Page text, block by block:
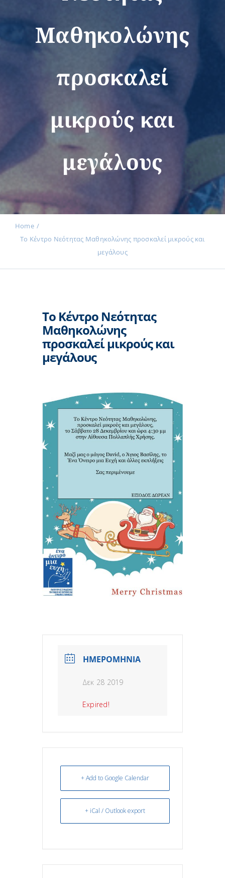
Εκδηλώσεις
Επικοινωνία
Εισφορές
Μαθηκολώνης
προσκαλεί
μικρούς και
μεγάλους
Home
Το Κέντρο Νεότητας Μαθηκολώνης προσκαλεί μικρούς και
μεγάλους
Το Κέντρο Νεότητας
Μαθηκολώνης
προσκαλεί μικρούς και
μεγάλους
ΗΜΕΡΟΜΗΝΙΑ
Δεκ 28 2019
Expired!
+ Add to Google Calendar
+ iCal / Outlook export